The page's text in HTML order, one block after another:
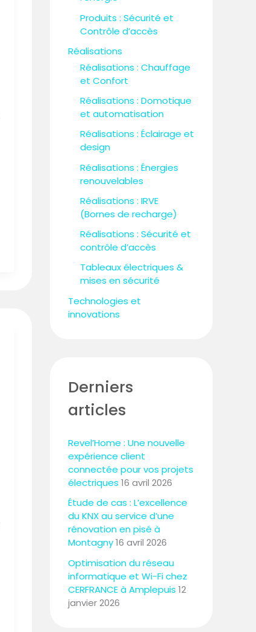
Produits : Sécurité et
Contrôle d’accès
Réalisations
Réalisations : Chauffage
et Confort
Réalisations : Domotique
et automatisation
Réalisations : Éclairage et
design
Réalisations : Énergies
renouvelables
Réalisations : IRVE
(Bornes de recharge)
Réalisations : Sécurité et
contrôle d’accès
Tableaux électriques &
mises en sécurité
Technologies et
innovations
Derniers
articles
Revel’Home : Une nouvelle
expérience client
connectée pour vos projets
électriques 16 avril 2026
Étude de cas : L’excellence
du KNX au service d’une
rénovation en pisé à
Montagny16 avril 2026
Optimisation du réseau
informatique et Wi-Fi chez
CERFRANCE à Amplepuis 12
janvier 2026